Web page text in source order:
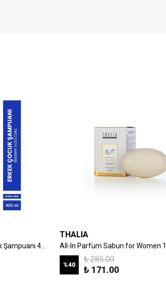
THALIA
All-In Parfüm Sabun for Women
%40
₺ 285.00
₺ 171.00